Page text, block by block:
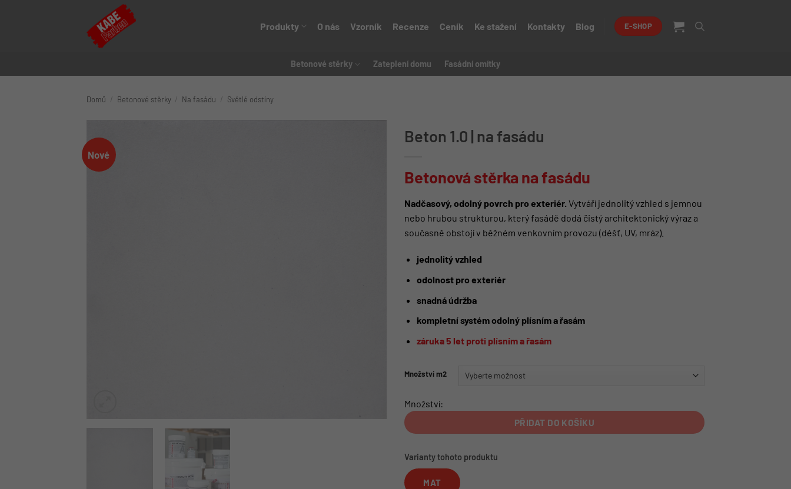
Produkty O nás Vzorník Recenze Ceník Ke stažení Kontakty Blog E-SHOP
Betonové stěrky Zateplení domu Fasádní omítky
Domů / Betonové stěrky / Na fasádu / Světlé odstíny
Nové
Beton 1.0 | na fasádu
Betonová stěrka na fasádu
Nadčasový, odolný povrch pro exteriér. Vytváří jednolitý vzhled s jemnou
nebo hrubou strukturou, který fasádě dodá čistý architektonický výraz a
současně obstojí v běžném venkovním provozu (déšť, UV, mráz).
jednolitý vzhled
odolnost pro exteriér
snadná údržba
kompletní systémodolný plísním a řasám
záruka 5 let proti plísním a řasám
Množství m2
Množství:
PŘIDAT DO KOŠÍKU
Varianty tohoto produktu
MAT